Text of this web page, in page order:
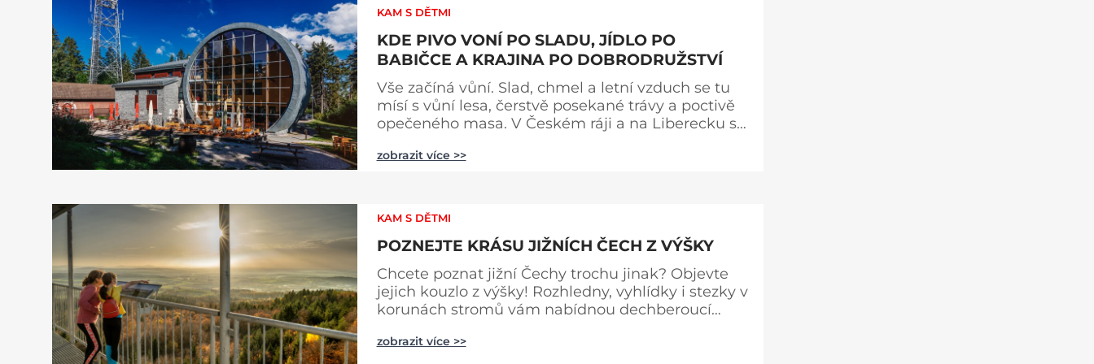
KAM S DĚTMI
KDE PIVO VONÍ PO SLADU, JÍDLO PO
BABIČCE A KRAJINA PO DOBRODRUŽSTVÍ
Vše začíná vůní. Slad, chmel a letní vzduch se tu
mísí s vůní lesa, čerstvě posekané trávy a poctivě
opečeného masa. V Českém ráji a na Liberecku se
tečou proudem. Není to jen výlet, je to oslava
výhled, ale i výčep. Měšťanský pivovar Turnov
zobrazit více >>
KAM S DĚTMI
POZNEJTE KRÁSU JIŽNÍCH ČECH Z VÝŠKY
Chcete poznat jižní Čechy trochu jinak? Objevte
jejich kouzlo z výšky! Rozhledny, vyhlídky i stezky v
korunách stromů vám nabídnou dechberoucí
pozorovatelna Vrbenské rybníky Začněte třeba na
zobrazit více >>